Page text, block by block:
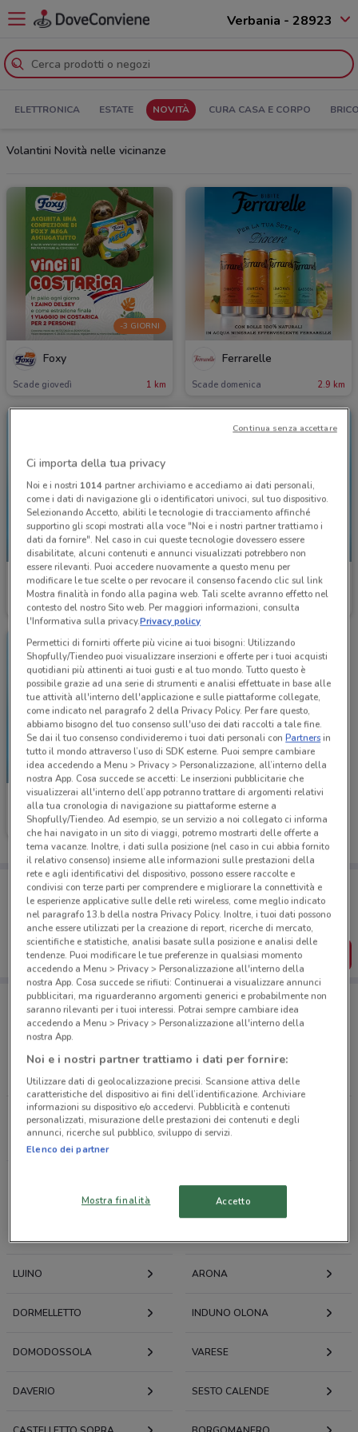
Verbania - 28923
ELETTRONICA ESTATE NOVITÀ CURA CASA E CORPO
Volantini Novità nelle vicinanze
-3 GIORNI
Foxy
Scade giovedì 1 km
Ferrarelle
Scade domenica 2.9 km
NUOVO
McDonald's
Scade il 23/08 3.8 km
McDonald's
Scade il 23/08
NUOVO
McDonald's
Scade il 23/08 3.8 km
Porta DoveConviene sempre con te!
Puoi trovare le migliori offerte dei negozi vicino a te,
salvarle e creare la tua lista del risparmio, comodamente
dal tuo cellulare.
SCARICA L’APP
Negozi di Novità a Verbania
LOACKER CAFFÈ BORBONE
Tutti i negozi
Volantini e offerte intorno a Verbania
LUINO ARONA
DORMELLETTO INDUNO OLONA
DOMODOSSOLA VARESE
DAVERIO SESTO CALENDE
Ci importa della tua privacy
Noi e i nostri 1014partner archiviamo e accediamo ai dati personali,
come i dati di navigazione gli o identificatori univoci, sul tuo dispositivo.
Selezionando Accetto, abiliti le tecnologie di tracciamento affinché
supportino gli scopi mostrati alla voce "Noi e i nostri partner trattiamo i
dati da fornire". Nel caso in cui queste tecnologie dovessero essere
disabilitate, alcuni contenuti e annunci visualizzati potrebbero non
essere rilevanti. Puoi accedere nuovamente a questo menu per
modificare le tue scelte o per revocare il consenso facendo clic sul link
Mostra finalità in fondo alla pagina web. Tali scelte avranno effetto nel
contesto del nostro Sito web. Per maggiori informazioni, consulta
l'Informativa sulla privacy.Privacy policy
Permettici di fornirti offerte più vicine ai tuoi bisogni: Utilizzando
Shopfully/Tiendeo puoi visualizzare inserzioni e offerte per i tuoi acquisti
quotidiani più attinenti ai tuoi gusti e al tuo mondo. Tutto questo è
possibile grazie ad una serie di strumenti e analisi effettuate in base alle
tue attività all'interno dell'applicazione e sulle piattaforme collegate,
come indicato nel paragrafo 2 della Privacy Policy. Per fare questo,
abbiamo bisogno del tuo consenso sull'uso dei dati raccolti a tale fine.
Se dai il tuo consenso condivideremo i tuoi dati personali conPartnersin
tutto il mondo attraverso l’uso di SDK esterne. Puoi sempre cambiare
idea accedendo a Menu > Privacy > Personalizzazione, all’interno della
nostra App. Cosa succede se accetti: Le inserzioni pubblicitarie che
visualizzerai all'interno dell’app potranno trattare di argomenti relativi
alla tua cronologia di navigazione su piattaforme esterne a
Shopfully/Tiendeo. Ad esempio, se un servizio a noi collegato ci informa
che hai navigato in un sito di viaggi, potremo mostrarti delle offerte a
tema vacanze. Inoltre, i dati sulla posizione (nel caso in cui abbia fornito
il relativo consenso) insieme alle informazioni sulle prestazioni della
rete e agli identificativi del dispositivo, possono essere raccolte e
condivisi con terze parti per comprendere e migliorare la connettività e
le esperienze applicative sulle delle reti wireless, come meglio indicato
nel paragrafo 13.b della nostra Privacy Policy. Inoltre, i tuoi dati possono
anche essere utilizzati per la creazione di report, ricerche di mercato,
scientifiche e statistiche, analisi basate sulla posizione e analisi delle
tendenze. Puoi modificare le tue preferenze in qualsiasi momento
accedendo a Menu > Privacy > Personalizzazione all'interno della
nostra App. Cosa succede se rifiuti: Continuerai a visualizzare annunci
pubblicitari, ma riguarderanno argomenti generici e probabilmente non
saranno rilevanti per i tuoi interessi. Potrai sempre cambiare idea
accedendo a Menu > Privacy > Personalizzazione all'interno della
nostra App.
Noi e i nostri partner trattiamo i dati per fornire:
Utilizzare dati di geolocalizzazione precisi. Scansione attiva delle
caratteristiche del dispositivo ai fini dell’identificazione. Archiviare
informazioni su dispositivo e/o accedervi. Pubblicità e contenuti
personalizzati, misurazione delle prestazioni dei contenuti e degli
annunci, ricerche sul pubblico, sviluppo di servizi.
Elenco dei partner
Mostra finalità Accetto
Continua senza accettare